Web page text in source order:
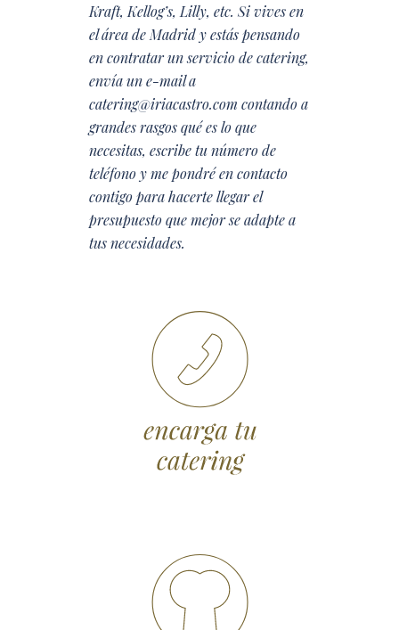
Kraft, Kellog’s, Lilly, etc. Si vives en
el área de Madrid y estás pensando
en contratar un servicio de catering,
envía un e-mail a
catering@iriacastro.com contando a
grandes rasgos qué es lo que
necesitas, escribe tu número de
teléfono y me pondré en contacto
contigo para hacerte llegar el
presupuesto que mejor se adapte a
tus necesidades.